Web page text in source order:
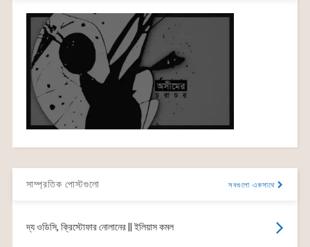
সাম্প্রতিক পোস্টগুলো সবগুলো একসাথে
দ্য ওডিসি, ক্রিস্টোফার নোলানের || ইলিয়াস কমল